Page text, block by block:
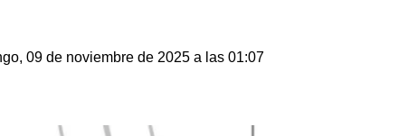
09 de noviembre de 2025 a las 01:07